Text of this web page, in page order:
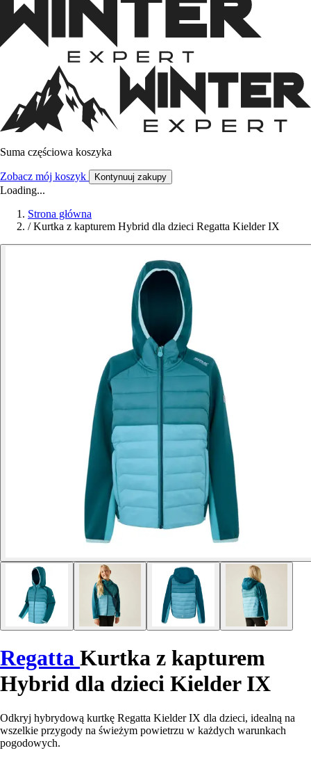
Suma częściowa koszyka
Zobacz mój koszyk Kontynuuj zakupy
Loading...
Strona główna
/ Kurtka z kapturem Hybrid dla dzieci Regatta Kielder IX
Regatta Kurtka z kapturem
Hybrid dla dzieci Kielder IX
Odkryj hybrydową kurtkę Regatta Kielder IX dla dzieci, idealną na
wszelkie przygody na świeżym powietrzu w każdych warunkach
pogodowych.